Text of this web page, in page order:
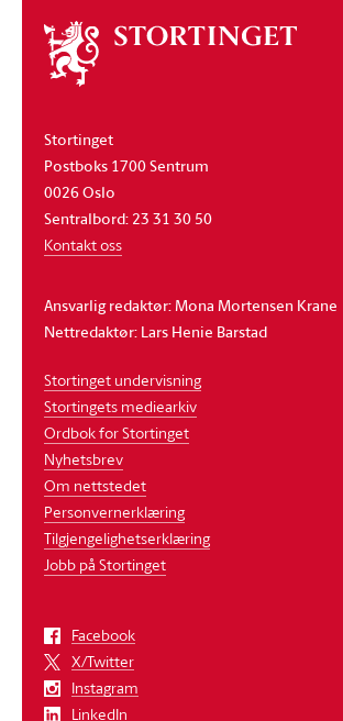
Om
stortinget
Stortinget
Postboks 1700 Sentrum
0026 Oslo
Sentralbord: 23 31 30 50
Kontakt oss
Ansvarlig redaktør: Mona Mortensen Krane
Nettredaktør: Lars Henie Barstad
Stortinget undervisning
Stortingets mediearkiv
Ordbok for Stortinget
Nyhetsbrev
Om nettstedet
Personvernerklæring
Tilgjengelighetserklæring
Jobb på Stortinget
Facebook
X/Twitter
Instagram
LinkedIn